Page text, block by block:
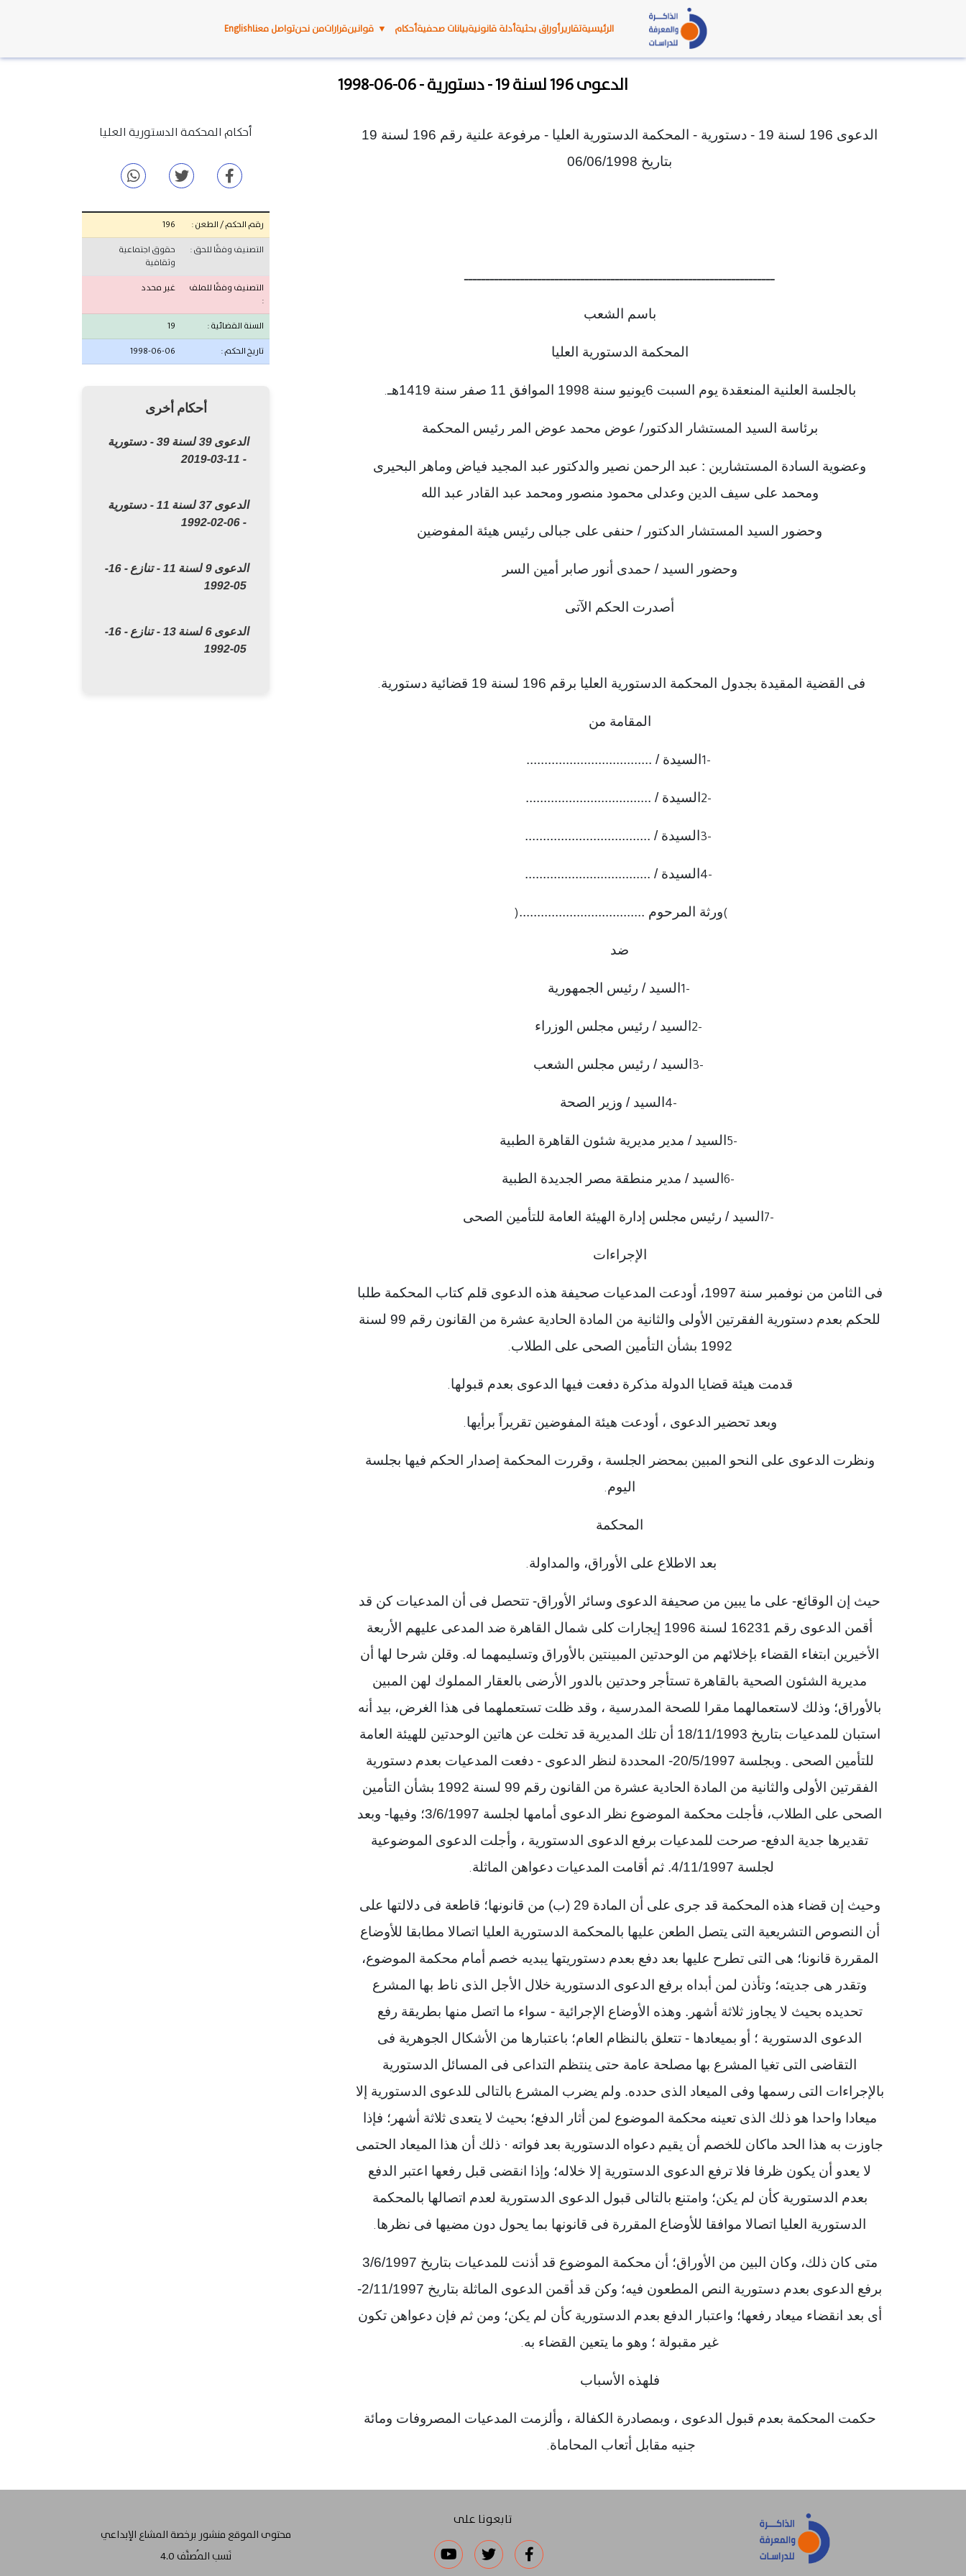
الرئيسيةتقاريرأوراق بحثيةأدلة قانونيةبيانات صحفيةأحكام ▼ قوانينقراراتمن نحنتواصل معناEnglish
الدعوى 196 لسنة 19 - دستورية - 06-06-1998
الدعوى 196 لسنة 19 - دستورية - المحكمة الدستورية العليا - مرفوعة علنية رقم 196 لسنة 19
بتاريخ 06/06/1998
ــــــــــــــــــــــــــــــــــــــــــــــــــــــــــــــــــــــــ
باسم الشعب
المحكمة الدستورية العليا
بالجلسة العلنية المنعقدة يوم السبت 6يونيو سنة 1998 الموافق 11 صفر سنة 1419هـ .
برئاسة السيد المستشار الدكتور/ عوض محمد عوض المر رئيس المحكمة
وعضوية السادة المستشارين : عبد الرحمن نصير والدكتور عبد المجيد فياض وماهر البحيرى
ومحمد على سيف الدين وعدلى محمود منصور ومحمد عبد القادر عبد الله
وحضور السيد المستشار الدكتور / حنفى على جبالى رئيس هيئة المفوضين
وحضور السيد / حمدى أنور صابر أمين السر
أصدرت الحكم الآتى
فى القضية المقيدة بجدول المحكمة الدستورية العليا برقم 196 لسنة 19 قضائية دستورية .
المقامة من
1- السيدة / ...................................
2- السيدة / ...................................
3- السيدة / ...................................
4- السيدة / ...................................
(ورثة المرحوم ...................................)
ضد
1- السيد / رئيس الجمهورية
2- السيد / رئيس مجلس الوزراء
3- السيد / رئيس مجلس الشعب
4- السيد / وزير الصحة
5- السيد / مدير مديرية شئون القاهرة الطبية
6- السيد / مدير منطقة مصر الجديدة الطبية
7- السيد / رئيس مجلس إدارة الهيئة العامة للتأمين الصحى
الإجراءات
فى الثامن من نوفمبر سنة 1997، أودعت المدعيات صحيفة هذه الدعوى قلم كتاب المحكمة طلبا
للحكم بعدم دستورية الفقرتين الأولى والثانية من المادة الحادية عشرة من القانون رقم 99 لسنة
1992 بشأن التأمين الصحى على الطلاب
.
قدمت هيئة قضايا الدولة مذكرة دفعت فيها الدعوى بعدم قبولها.
وبعد تحضير الدعوى ، أودعت هيئة المفوضين تقريراً برأيها.
ونظرت الدعوى على النحو المبين بمحضر الجلسة ، وقررت المحكمة إصدار الحكم فيها بجلسة
اليوم.
المحكمة
بعد الاطلاع على الأوراق، والمداولة.
حيث إن الوقائع- على ما يبين من صحيفة الدعوى وسائر الأوراق- تتحصل فى أن المدعيات كن قد
أقمن الدعوى رقم 16231 لسنة 1996 إيجارات كلى شمال القاهرة ضد المدعى عليهم الأربعة
الأخيرين ابتغاء القضاء بإخلائهم من الوحدتين المبينتين بالأوراق وتسليمهما له. وقلن شرحا لها أن
مديرية الشئون الصحية بالقاهرة تستأجر وحدتين بالدور الأرضى بالعقار المملوك لهن المبين
بالأوراق؛ وذلك لاستعمالهما مقرا للصحة المدرسية ، وقد ظلت تستعملهما فى هذا الغرض، بيد أنه
استبان للمدعيات بتاريخ 18/11/1993 أن تلك المديرية قد تخلت عن هاتين الوحدتين للهيئة العامة
للتأمين الصحى . وبجلسة 20/5/1997- المحددة لنظر الدعوى - دفعت المدعيات بعدم دستورية
الفقرتين الأولى والثانية من المادة الحادية عشرة من القانون رقم 99 لسنة 1992 بشأن التأمين
الصحى على الطلاب، فأجلت محكمة الموضوع نظر الدعوى أمامها لجلسة 3/6/1997؛ وفيها- وبعد
تقديرها جدية الدفع- صرحت للمدعيات برفع الدعوى الدستورية ، وأجلت الدعوى الموضوعية
لجلسة 4/11/1997. ثم أقامت المدعيات دعواهن الماثلة
.
وحيث إن قضاء هذه المحكمة قد جرى على أن المادة 29 (ب) من قانونها؛ قاطعة فى دلالتها على
أن النصوص التشريعية التى يتصل الطعن عليها بالمحكمة الدستورية العليا اتصالا مطابقا للأوضاع
المقررة قانونا؛ هى التى تطرح عليها بعد دفع بعدم دستوريتها يبديه خصم أمام محكمة الموضوع،
وتقدر هى جديته؛ وتأذن لمن أبداه برفع الدعوى الدستورية خلال الأجل الذى ناط بها المشرع
تحديده بحيث لا يجاوز ثلاثة أشهر. وهذه الأوضاع الإجرائية - سواء ما اتصل منها بطريقة رفع
الدعوى الدستورية ؛ أو بميعادها - تتعلق بالنظام العام؛ باعتبارها من الأشكال الجوهرية فى
التقاضى التى تغيا المشرع بها مصلحة عامة حتى ينتظم التداعى فى المسائل الدستورية
بالإجراءات التى رسمها وفى الميعاد الذى حدده. ولم يضرب المشرع بالتالى للدعوى الدستورية إلا
ميعادا واحدا هو ذلك الذى تعينه محكمة الموضوع لمن أثار الدفع؛ بحيث لا يتعدى ثلاثة أشهر؛ فإذا
جاوزت به هذا الحد ماكان للخصم أن يقيم دعواه الدستورية بعد فواته · ذلك أن هذا الميعاد الحتمى
لا يعدو أن يكون ظرفا فلا ترفع الدعوى الدستورية إلا خلاله؛ وإذا انقضى قبل رفعها اعتبر الدفع
بعدم الدستورية كأن لم يكن؛ وامتنع بالتالى قبول الدعوى الدستورية لعدم اتصالها بالمحكمة
الدستورية العليا اتصالا موافقا للأوضاع المقررة فى قانونها بما يحول دون مضيها فى نظرها.
متى كان ذلك، وكان البين من الأوراق؛ أن محكمة الموضوع قد أذنت للمدعيات بتاريخ 3/6/1997
برفع الدعوى بعدم دستورية النص المطعون فيه؛ وكن قد أقمن الدعوى الماثلة بتاريخ 2/11/1997-
أى بعد انقضاء ميعاد رفعها؛ واعتبار الدفع بعدم الدستورية كأن لم يكن؛ ومن ثم فإن دعواهن تكون
غير مقبولة ؛ وهو ما يتعين القضاء به.
فلهذه الأسباب
حكمت المحكمة بعدم قبول الدعوى ، وبمصادرة الكفالة ، وألزمت المدعيات المصروفات ومائة
جنيه مقابل أتعاب المحاماة.
أحكام المحكمة الدستورية العليا
رقم الحكم / الطعن :
196
التصنيف وفقًا للحق :
حقوق اجتماعية
وثقافية
التصنيف وفقًا للملف
:
غير محدد
السنة القضائية :
19
تاريخ الحكم :
1998-06-06
أحكام أخرى
الدعوى 39 لسنة 39 - دستورية
- 11-03-2019
الدعوى 37 لسنة 11 - دستورية
- 06-02-1992
الدعوى 9 لسنة 11 - تنازع - 16-
05-1992
الدعوى 6 لسنة 13 - تنازع - 16-
05-1992
تابعونا على
محتوى الموقع منشور برخصة المشاع الإبداعي
نَسب المُصنَّف 4.0